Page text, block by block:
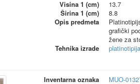
Visina 1 (cm)
13.7
Širina 1 (cm)
8.8
Opis predmeta
grafički
žene za
Tehnika izrade
platinotipija
Inventarna oznaka
MUO-